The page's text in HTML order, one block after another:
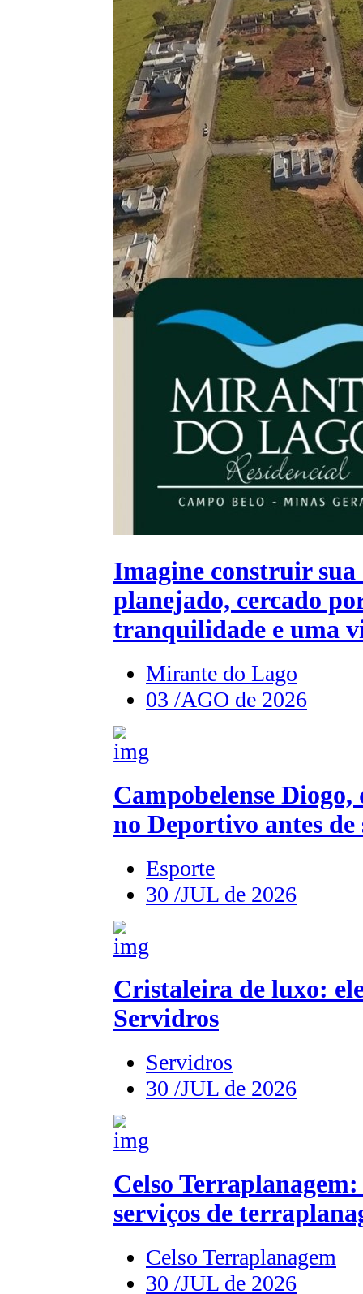
Imagine construir
planejado, cercado
tranquilidade e uma
Mirante do Lago
03 /AGO de 2026
Campobelense Diogo,
no Deportivo antes
Esporte
30 /JUL de 2026
Cristaleira de luxo:
Servidros
Servidros
30 /JUL de 2026
Celso
serviços de
Celso Terraplanagem
30 /JUL de 2026